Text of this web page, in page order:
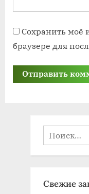
Сохранить моё
браузере для
Найти:
Свежие